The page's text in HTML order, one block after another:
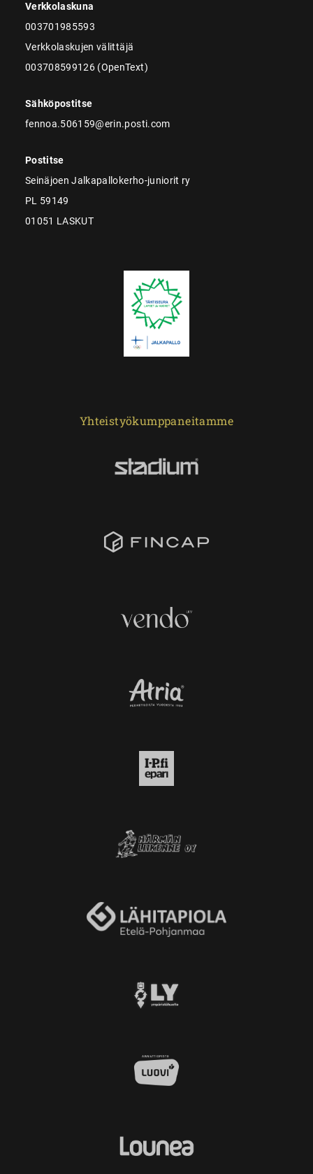
Verkkolaskuna
003701985593
Verkkolaskujen välittäjä
003708599126 (OpenText)
Sähköpostitse
fennoa.506159@erin.posti.com
Postitse
Seinäjoen Jalkapallokerho-juniorit ry
PL 59149
01051 LASKUT
Yhteistyökumppaneitamme